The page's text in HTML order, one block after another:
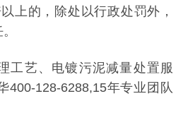
上的，除处以行政处罚外，
工艺、电镀污泥减量处置服
400-128-6288,15年专业团队